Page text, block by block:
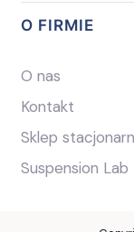
O FIRMIE
O nas
Kontakt
Sklep
Suspension Lab